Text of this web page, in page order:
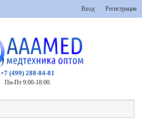
Вход Регистрация
+7 (499) 288-84-81
Пн-Пт 9:00-18:00.